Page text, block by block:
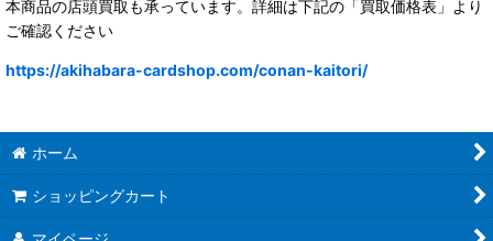
本商品の店頭買取も承っています。詳細は下記の「買取価格表」より
ご確認ください
https://akihabara-cardshop.com/conan-kaitori/
ホーム
ショッピングカート